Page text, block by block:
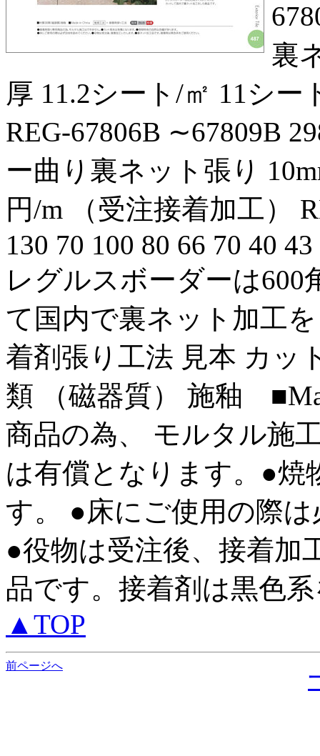
裏
厚 11.2シート/㎡ 11シー
REG-67806B ∼67809B
ー曲り裏ネット張り
円/m （受注接着加工）
130 70 100 80 66 70 40
レグルスボーダーは
て国内で裏ネット加工
着剤張り工法 見本 カッ
類 （磁器質） 施釉
商品の為、 モルタル施
は有償となります。●焼
す。 ●床にご使用の際
●役物は受注後、接着加
品です。接着剤は黒色
▲TOP
前ページへ